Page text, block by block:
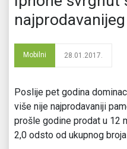
Mobilni 28.01.2017.
Poslije pet godina
više nije najprodavaniji
prošle godine prodat u 12
2,0 odsto od ukupnog